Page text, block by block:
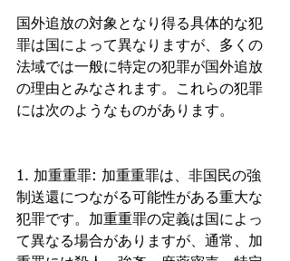
国外追放の対象となり得る具体的な犯
罪は国によって異なりますが、多くの
法域では一般に特定の犯罪が国外追放
の理由とみなされます。これらの犯罪
には次のようなものがあります。
1. 加重重罪: 加重重罪は、非国民の強
制送還につながる可能性がある重大な
犯罪です。加重重罪の定義は国によっ
て異なる場合がありますが、通常、加